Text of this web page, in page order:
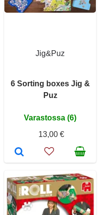
Jig&Puz
6 Sorting boxes Jig &
Puz
Varastossa (6)
13,00 €